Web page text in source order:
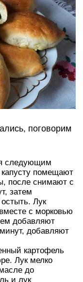
поговорим
следующим
помещают
после снимают с
затем
Лук
с морковью
добавляют
добавляют
картофель
Лук мелко
до
и лук